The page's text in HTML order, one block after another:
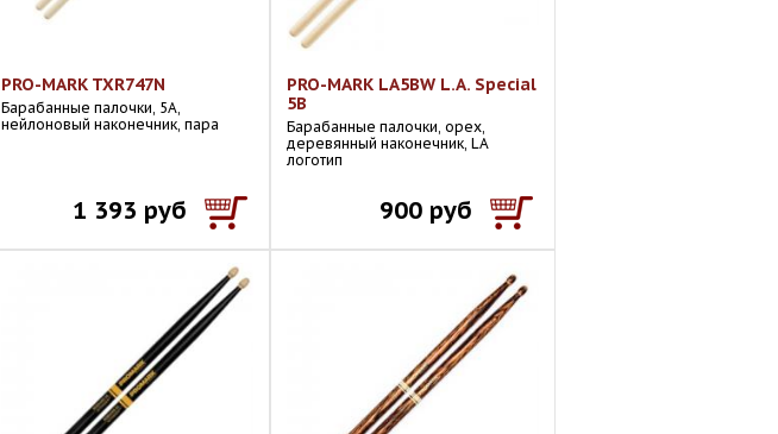
PRO-MARK TXR747N
Барабанные палочки, 5A,
нейлоновый наконечник, пара
1 393 руб
PRO-MARK LA5BW L.A. Special
5B
Барабанные палочки, орех,
деревянный наконечник, LA
логотип
900 руб